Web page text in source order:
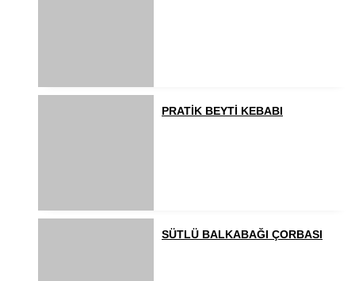
PRATİK BEYTİ KEBABI
SÜTLÜ BALKABAĞI ÇORBASI